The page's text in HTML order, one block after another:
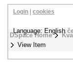
DSpace Home
View Item
Login cookies
Language: English